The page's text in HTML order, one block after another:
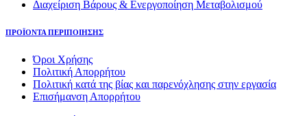
Διαχείριση Βάρους & Ενεργοποίηση Μεταβολισμού
ΠΡΟΪΟΝΤΑ ΠΕΡΙΠΟΙΗΣΗΣ
Όροι Χρήσης
Πολιτική Απορρήτου
Πολιτική κατά της βίας και παρενόχλησης στην εργασία
Επισήμανση Απορρήτου